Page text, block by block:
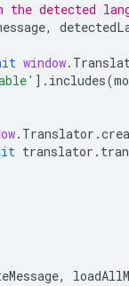
detected
,
window.
]. includes(
. Translator .
translator .
,